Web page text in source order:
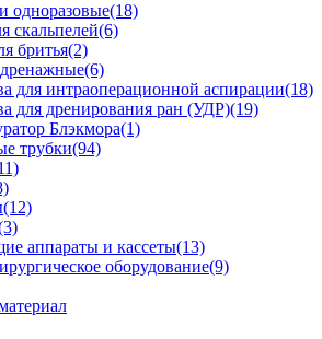
одноразовые(18)
скальпелей(6)
бритья(2)
(6)
для интраоперационной аспирации(18)
для дренирования ран (УДР)(19)
Блэкмора(1)
трубки(94)
(12)
аппараты и кассеты(13)
оборудование(9)